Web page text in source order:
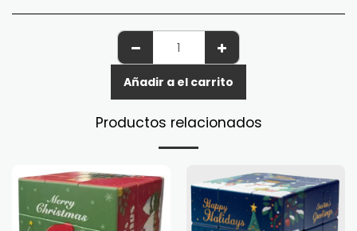
Añadir a el carrito
Productos relacionados